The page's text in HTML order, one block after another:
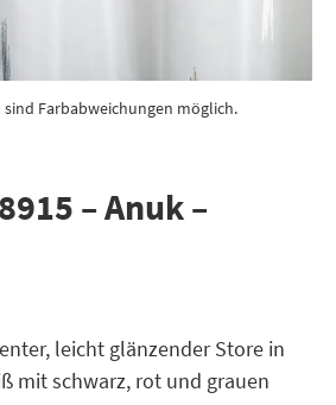
Farbabweichungen möglich.
– Anuk –
leicht glänzender Store in
mit schwarz, rot und grauen